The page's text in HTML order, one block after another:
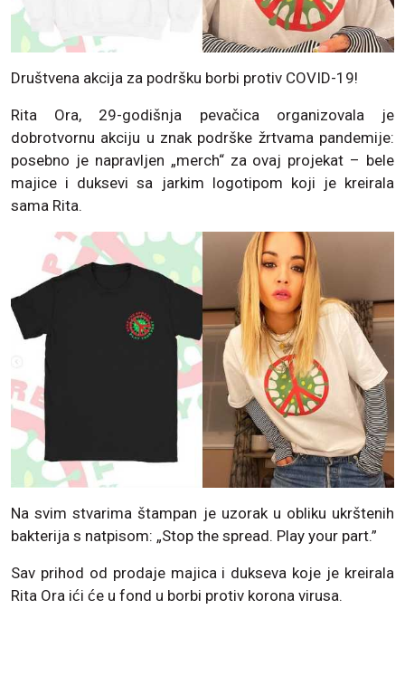
Društvena akcija za podršku borbi protiv COVID-19!
Rita Ora, 29-godišnja pevačica organizovala je
dobrotvornu akciju u znak podrške žrtvama pandemije:
posebno je napravljen „merch“ za ovaj projekat – bele
majice i duksevi sa jarkim logotipom koji je kreirala
sama Rita.
Na svim stvarima štampan je uzorak u obliku ukrštenih
bakterija s natpisom: „Stop the spread. Play your part.”
Sav prihod od prodaje majica i dukseva koje je kreirala
Rita Ora ići će u fond u borbi protiv korona virusa.